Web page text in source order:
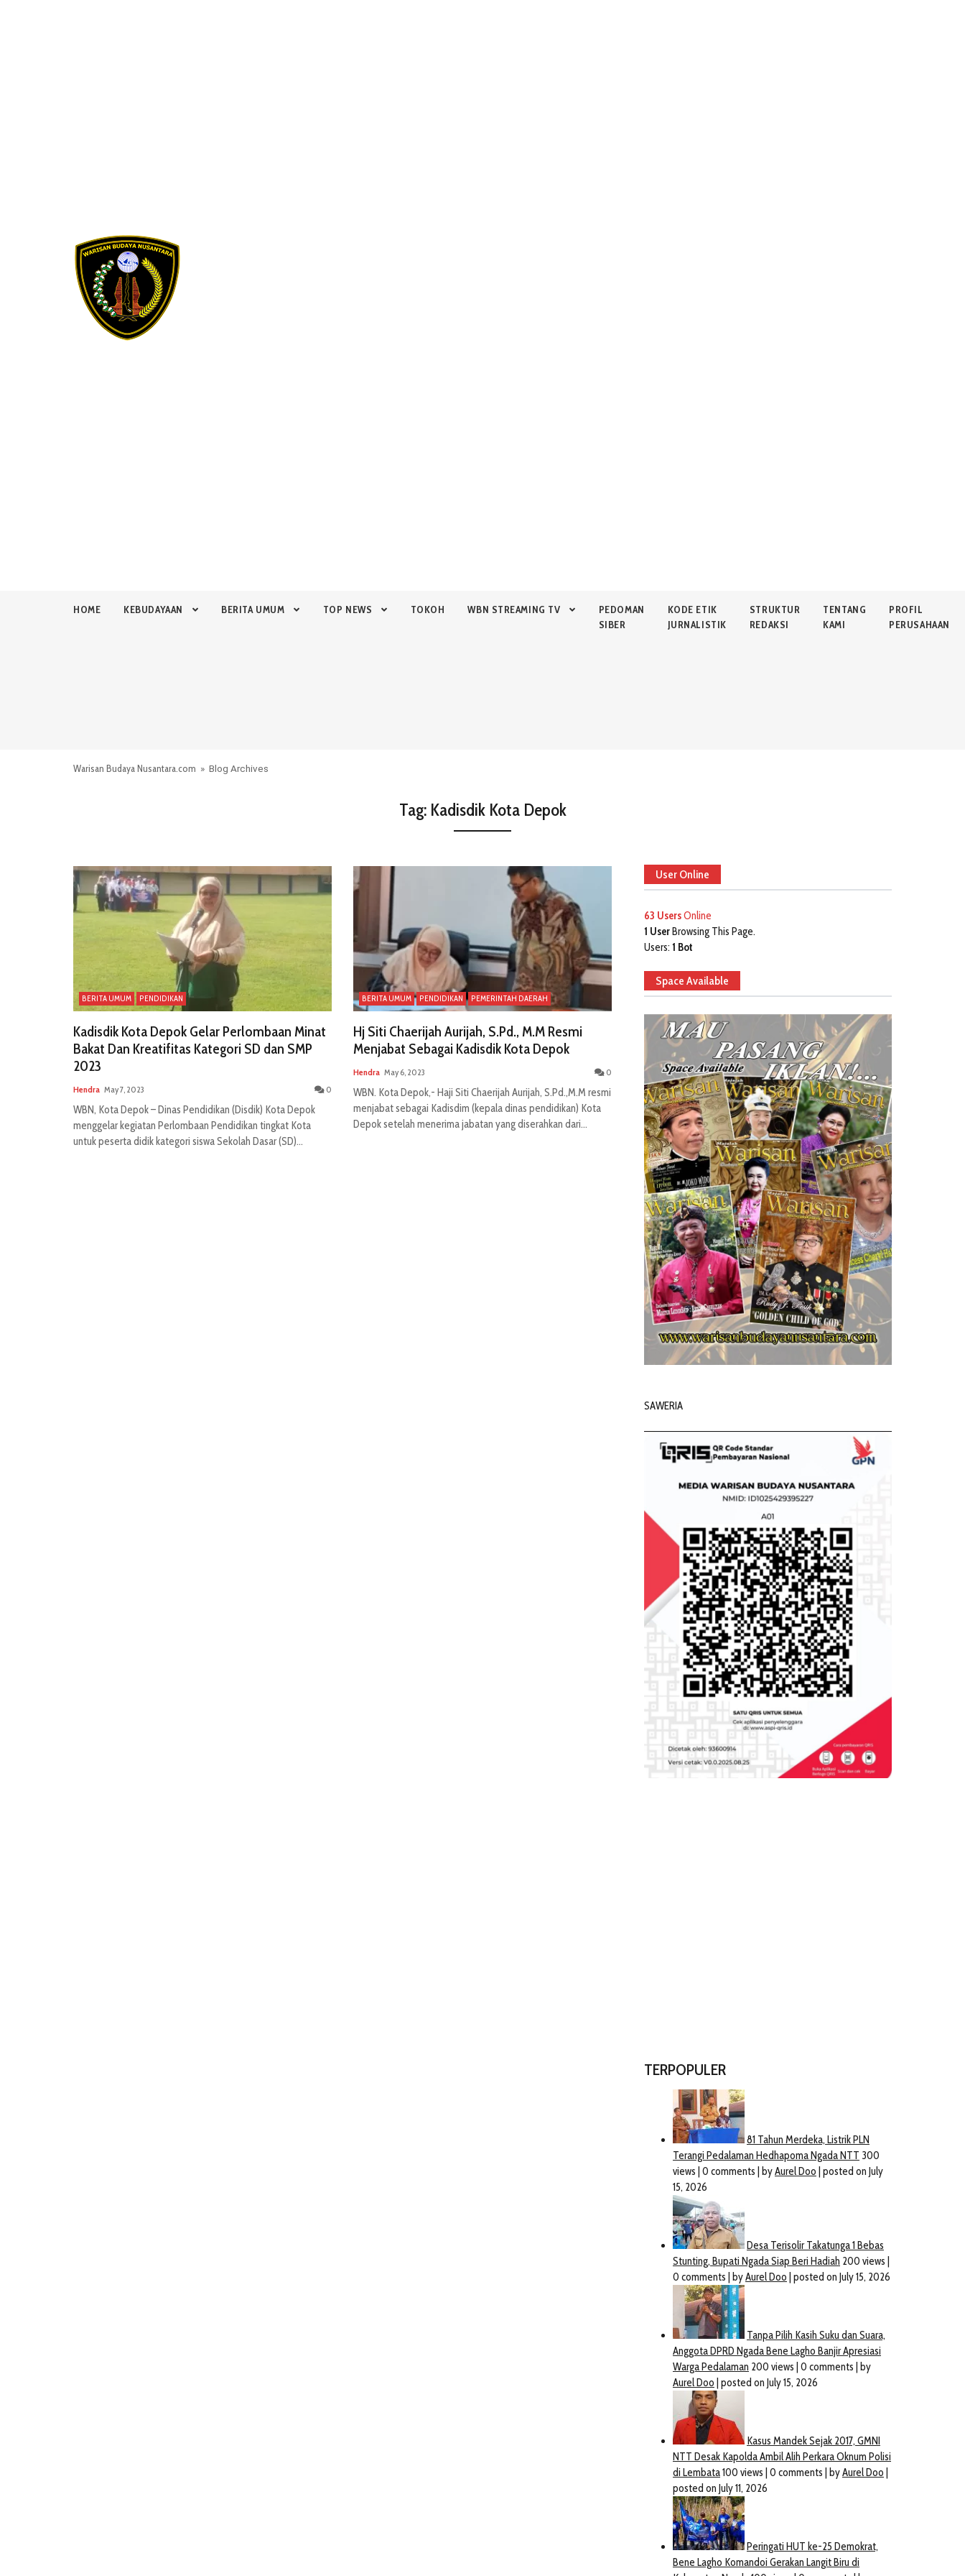
HOME KEBUDAYAAN BERITA UMUM TOP NEWS TOKOH WBN STREAMING TV
PEDOMAN
SIBER
KODE ETIK
JURNALISTIK
STRUKTUR
REDAKSI
TENTANG
KAMI
PROFIL
PERUSAHAAN
Warisan Budaya Nusantara.com » Blog Archives
Tag: Kadisdik Kota Depok
BERITA UMUM PENDIDIKAN
Kadisdik Kota Depok Gelar Perlombaan Minat
Bakat Dan Kreatifitas Kategori SD dan SMP
2023
Hendra May 7, 2023 0
WBN, Kota Depok – Dinas Pendidikan (Disdik) Kota Depok
menggelar kegiatan Perlombaan Pendidikan tingkat Kota
untuk peserta didik kategori siswa Sekolah Dasar (SD)...
BERITA UMUM PENDIDIKAN PEMERINTAH DAERAH
Hj Siti Chaerijah Aurijah, S.Pd., M.M Resmi
Menjabat Sebagai Kadisdik Kota Depok
Hendra May 6, 2023 0
WBN. Kota Depok,- Haji Siti Chaerijah Aurijah, S.Pd.,M.M resmi
menjabat sebagai Kadisdim (kepala dinas pendidikan) Kota
Depok setelah menerima jabatan yang diserahkan dari...
User Online
63 UsersOnline
1 UserBrowsing This Page.
Users: 1 Bot
Space Available
SAWERIA
TERPOPULER